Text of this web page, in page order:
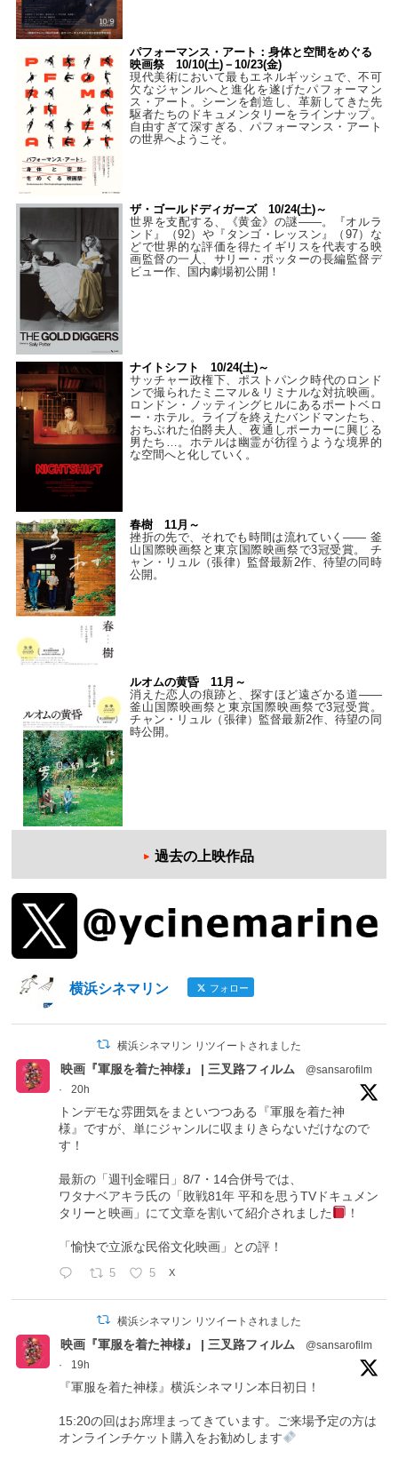
パフォーマンス・アート：身体と空間をめぐる
映画祭 10/10(土)－10/23(金)
現代美術において最もエネルギッシュで、不可
欠なジャンルへと進化を遂げたパフォーマン
ス・アート。シーンを創造し、革新してきた先
駆者たちのドキュメンタリーをラインナップ。
自由すぎて深すぎる、パフォーマンス・アート
の世界へようこそ。
ザ・ゴールドディガーズ 10/24(土)～
世界を支配する、《黄金》の謎――。『オルラ
ンド』（92）や『タンゴ・レッスン』（97）な
どで世界的な評価を得たイギリスを代表する映
画監督の一人、サリー・ポッターの長編監督デ
ビュー作、国内劇場初公開！
ナイトシフト 10/24(土)～
サッチャー政権下、ポストパンク時代のロンド
ンで撮られたミニマル＆リミナルな対抗映画。
ロンドン・ノッティングヒルにあるポートベロ
ー・ホテル。ライブを終えたバンドマンたち、
おちぶれた伯爵夫人、夜通しポーカーに興じる
男たち…。ホテルは幽霊が彷徨うような境界的
な空間へと化していく。
春樹 11月～
挫折の先で、それでも時間は流れていく—— 釜
山国際映画祭と東京国際映画祭で3冠受賞。 チ
ャン・リュル（張律）監督最新2作、待望の同時
公開。
ルオムの黄昏 11月～
消えた恋人の痕跡と、探すほど遠ざかる道——
釜山国際映画祭と東京国際映画祭で3冠受賞。
チャン・リュル（張律）監督最新2作、待望の同
時公開。
過去の上映作品
横浜シネマリン フォロー
横浜シネマリン リツイートされました
映画『軍服を着た神様』 | 三叉路フィルム
@sansarofilm
·
20h
トンデモな雰囲気をまといつつある『軍服を着た神
様』ですが、単にジャンルに収まりきらないだけなので
す！
最新の「週刊金曜日」8/7・14合併号では、
ワタナベアキラ氏の「敗戦81年 平和を思うTVドキュメン
タリーと映画」にて文章を割いて紹介されました
！
「愉快で立派な民俗文化映画」との評！
5 5 X
横浜シネマリン リツイートされました
映画『軍服を着た神様』 | 三叉路フィルム
@sansarofilm
·
19h
『軍服を着た神様』横浜シネマリン本日初日！
15:20の回はお席埋まってきています。ご来場予定の方は
オンラインチケット購入をお勧めします